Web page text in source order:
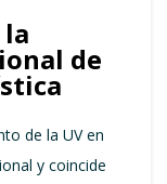
de
de la UV en
y coincide